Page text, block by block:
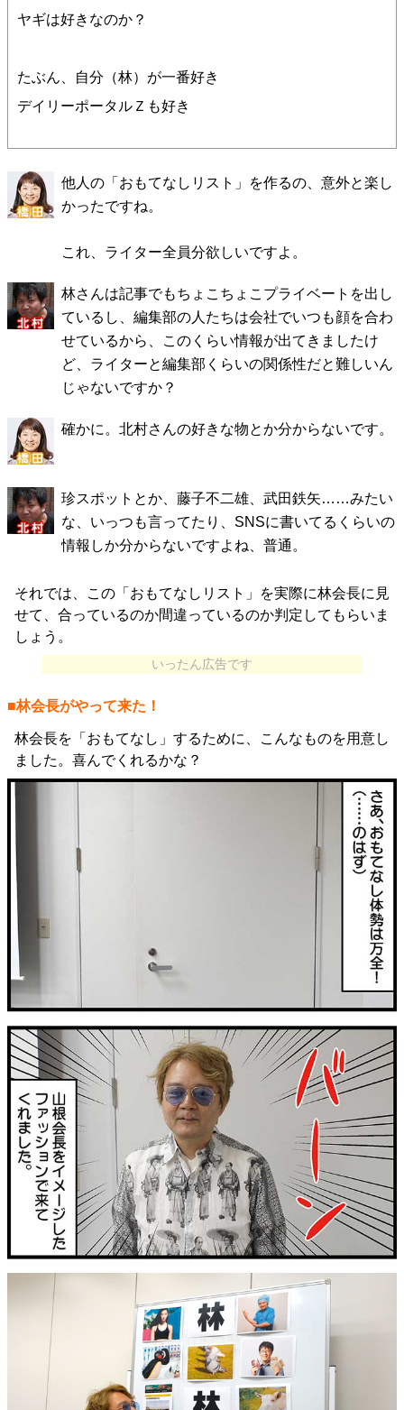
ヤギは好きなのか？
たぶん、自分（林）が一番好き
デイリーポータルＺも好き
他人の「おもてなしリスト」を作るの、意外と楽し
かったですね。
これ、ライター全員分欲しいですよ。
林さんは記事でもちょこちょこプライベートを出し
ているし、編集部の人たちは会社でいつも顔を合わ
せているから、このくらい情報が出てきましたけ
ど、ライターと編集部くらいの関係性だと難しいん
じゃないですか？
確かに。北村さんの好きな物とか分からないです。
珍スポットとか、藤子不二雄、武田鉄矢……みたい
な、いっつも言ってたり、SNSに書いてるくらいの
情報しか分からないですよね、普通。
それでは、この「おもてなしリスト」を実際に林会長に見
せて、合っているのか間違っているのか判定してもらいま
しょう。
いったん広告です
■林会長がやって来た！
林会長を「おもてなし」するために、こんなものを用意し
ました。喜んでくれるかな？